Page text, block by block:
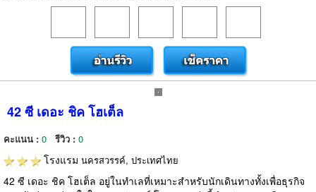
42 ซี เดอะ ชิค โฮเต็ล
คะแนน : 0 รีวิว : 0
โรงแรม นครสวรรค์, ประเทศไทย
42 ซี เดอะ ชิค โฮเต็ล อยู่ในทำเลที่เหมาะสำหรับนักเดินทางทั้งเพื่อธุรกิจ